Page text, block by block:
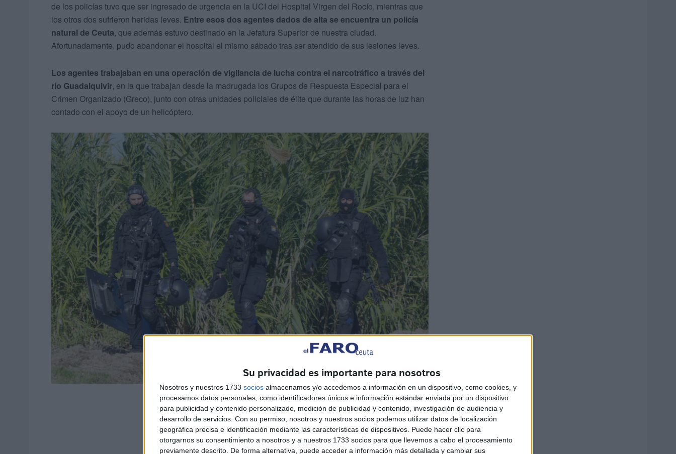
Su privacidad es importante para nosotros
Nosotros y nuestros 1733 socios almacenamos y/o accedemos a información en un dispositivo, como cookies, y
procesamos datos personales, como identificadores únicos e información estándar enviada por un dispositivo
para publicidad y contenido personalizado, medición de publicidad y contenido, investigación de audiencia y
desarrollo de servicios. Con su permiso, nosotros y nuestros socios podemos utilizar datos de localización
geográfica precisa e identificación mediante las características de dispositivos. Puede hacer clic para
otorgarnos su consentimiento a nosotros y a nuestros 1733 socios para que llevemos a cabo el procesamiento
previamente descrito. De forma alternativa, puede acceder a información más detallada y cambiar sus
de los policías tuvo que ser ingresado de urgencia en la UCI del Hospital Virgen del Rocío, mientras que
los otros dos sufrieron heridas leves. Entre esos dos agentes dados de alta se encuentra un policía
natural de Ceuta, que además estuvo destinado en la Jefatura Superior de nuestra ciudad.
Afortunadamente, pudo abandonar el hospital el mismo sábado tras ser atendido de sus lesiones leves.
Los agentes trabajaban en una operación de vigilancia de lucha contra el narcotráfico a través del
río Guadalquivir, en la que trabajan desde la madrugada los Grupos de Respuesta Especial para el
Crimen Organizado (Greco), junto con otras unidades policiales de élite que durante las horas de luz han
contado con el apoyo de un helicóptero.
EFE